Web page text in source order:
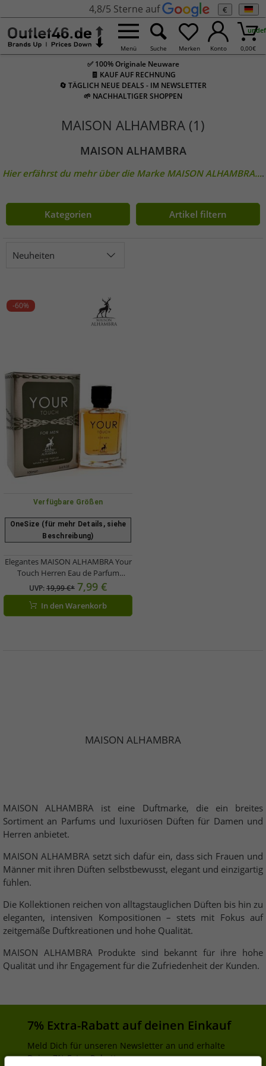
4,8/5 Sterne auf €
Menü Suche Merken Konto 0,00€
✅ 100% Originale Neuware
🧾 KAUF AUF RECHNUNG
🔄 TÄGLICH NEUE DEALS - IM NEWSLETTER
🌱 NACHHALTIGER SHOPPEN
MAISON ALHAMBRA (1)
MAISON ALHAMBRA
Hier erfährst du mehr über die Marke MAISON ALHAMBRA....
Kategorien Artikel filtern
Neuheiten
-60%
Verfügbare Größen
OneSize (für mehr Details, siehe
Beschreibung)
Elegantes MAISON ALHAMBRA Your
Touch Herren Eau de Parfum
aromatisch-frischer Körper-Duft
30ml Silber
UVP:19,99 €* 7,99 €
In den Warenkorb
MAISON ALHAMBRA
MAISON ALHAMBRA ist eine Duftmarke, die ein breites
Sortiment an Parfums und luxuriösen Düften für Damen und
Herren anbietet.
MAISON ALHAMBRA setzt sich dafür ein, dass sich Frauen und
Männer mit ihren Düften selbstbewusst, elegant und einzigartig
fühlen.
Die Kollektionen reichen von alltagstauglichen Düften bis hin zu
eleganten, intensiven Kompositionen – stets mit Fokus auf
zeitgemäße Duftkreationen und hohe Qualität.
MAISON ALHAMBRA Produkte sind bekannt für ihre hohe
Qualität und ihr Engagement für die Zufriedenheit der Kunden.
7% Extra-Rabatt auf deinen Einkauf
Meld Dich für unseren Newsletter an und erhalte
Deine 7% Extra-Rabatt.